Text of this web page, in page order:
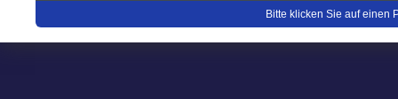
Bitte klicken Sie auf einen